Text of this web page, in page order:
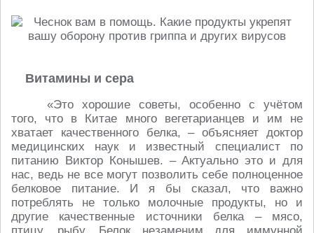
Витамины и сера
«Это хорошие советы, особенно с учётом
того, что в Китае много вегетарианцев и им не
хватает качественного белка, – объясняет доктор
медицинских наук и известный специалист по
питанию Виктор Конышев. – Актуально это и для
нас, ведь не все могут позволить себе полноценное
белковое питание. И я бы сказал, что важно
потреблять не только молочные продукты, но и
другие качественные источники белка – мясо,